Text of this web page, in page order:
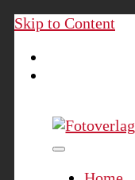
Skip to Content